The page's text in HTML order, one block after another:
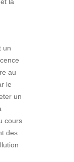
un
au
le
un
cours
des